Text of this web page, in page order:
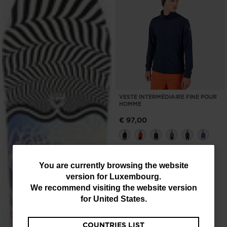
You
are
You are currently browsing the website
version for Luxembourg.
We recommend visiting the website version
for United States.
COUNTRIES LIST
VESTE INTERMÉDIAIRE FINE POUR
HOMME
€ 97,00